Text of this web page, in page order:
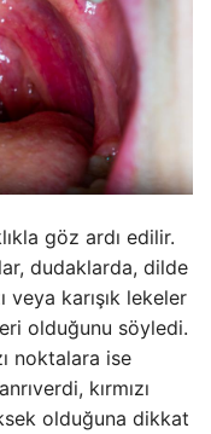
göz ardı edilir.
dudaklarda, dilde
veya karışık lekeler
olduğunu söyledi.
noktalara ise
kırmızı
olduğuna dikkat